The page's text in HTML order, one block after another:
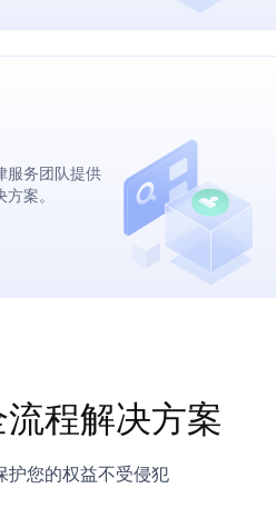
服务团队提供
案。
程解决方案
护您的权益不受侵犯